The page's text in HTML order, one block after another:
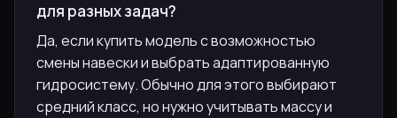
для разных задач?
Да, если купить модель с возможностью
смены навески и выбрать адаптированную
гидросистему. Обычно для этого выбирают
средний класс, но нужно учитывать массу и